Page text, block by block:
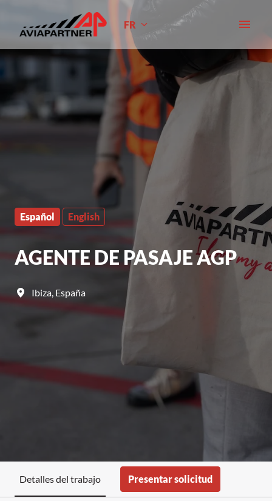
contenuPage d'accueil FR
Español English
AGENTE DE PASAJE AGP
Ibiza, España
Detalles del trabajo Presentar solicitud